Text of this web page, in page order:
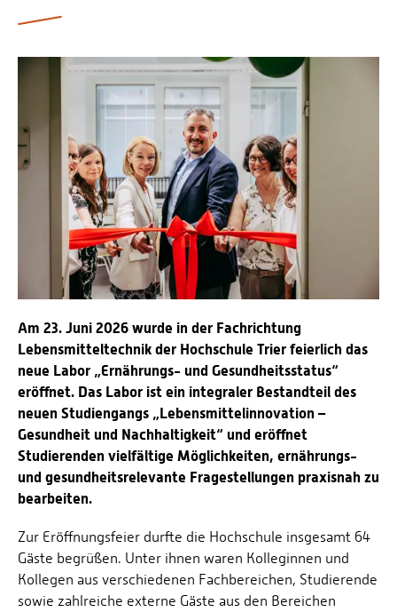
Personalvertretungen
Informationssicherheit
Personalentwicklung
Personensuche
Am 23. Juni 2026 wurde in der Fachrichtung
Lebensmitteltechnik der Hochschule Trier feierlich das
neue Labor „Ernährungs- und Gesundheitsstatus“
eröffnet. Das Labor ist ein integraler Bestandteil des
neuen Studiengangs „Lebensmittelinnovation –
Gesundheit und Nachhaltigkeit“ und eröffnet
Studierenden vielfältige Möglichkeiten, ernährungs-
und gesundheitsrelevante Fragestellungen praxisnah zu
bearbeiten.
Zur Eröffnungsfeier durfte die Hochschule insgesamt 64
Gäste begrüßen. Unter ihnen waren Kolleginnen und
Kollegen aus verschiedenen Fachbereichen, Studierende
sowie zahlreiche externe Gäste aus den Bereichen